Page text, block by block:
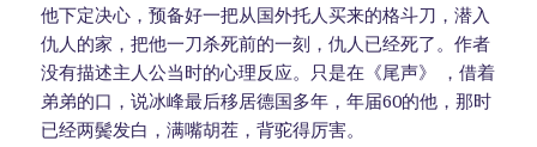
他下定决心，预备好一把从国外托人买来的格斗刀，潜入
仇人的家，把他一刀杀死前的一刻，仇人已经死了。作者
没有描述主人公当时的心理反应。只是在《尾声》 ，借着
弟弟的口，说冰峰最后移居德国多年，年届60的他，那时
已经两鬓发白，满嘴胡茬，背驼得厉害。